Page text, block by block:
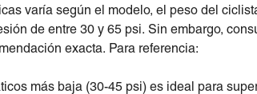
varía según el modelo, el peso del
de entre 30 y 65 psi. Sin embargo,
exacta. Para referencia:
más baja (30-45 psi) es ideal para